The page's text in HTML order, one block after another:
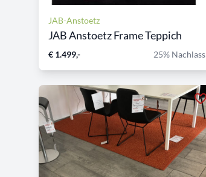
JAB-Anstoetz
JAB Anstoetz Frame Teppich
€ 1.499,- 25% Nachlass